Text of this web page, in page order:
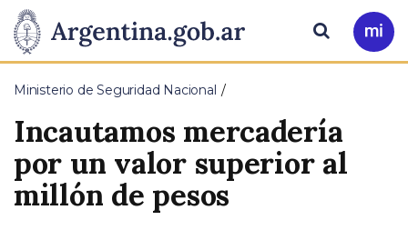
Presidencia
de
la
Nación
Pasar al contenido principal
Ir
a
Buscar
Ministerio de Seguridad Nacional
Incautamos mercadería
por un valor superior al
millón de pesos